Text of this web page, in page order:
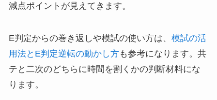
減点ポイントが見えてきます。
E判定からの巻き返しや模試の使い方は、 模試の活
用法とE判定逆転の動かし方も参考になります。共
テと二次のどちらに時間を割くかの判断材料にな
ります。